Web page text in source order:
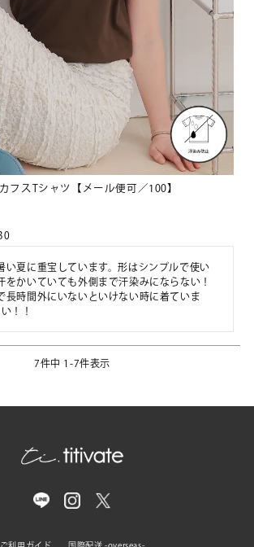
フスTシャツ【メール便可／100】
い夏に重宝しています。形はシンプルで使い
をかいていても外側まで汗染みにならない！
長時間外にいないといけない時に着ていま
！！
7件中 1 -7件表示
ご利用ガイド 国際配送 -overseas-